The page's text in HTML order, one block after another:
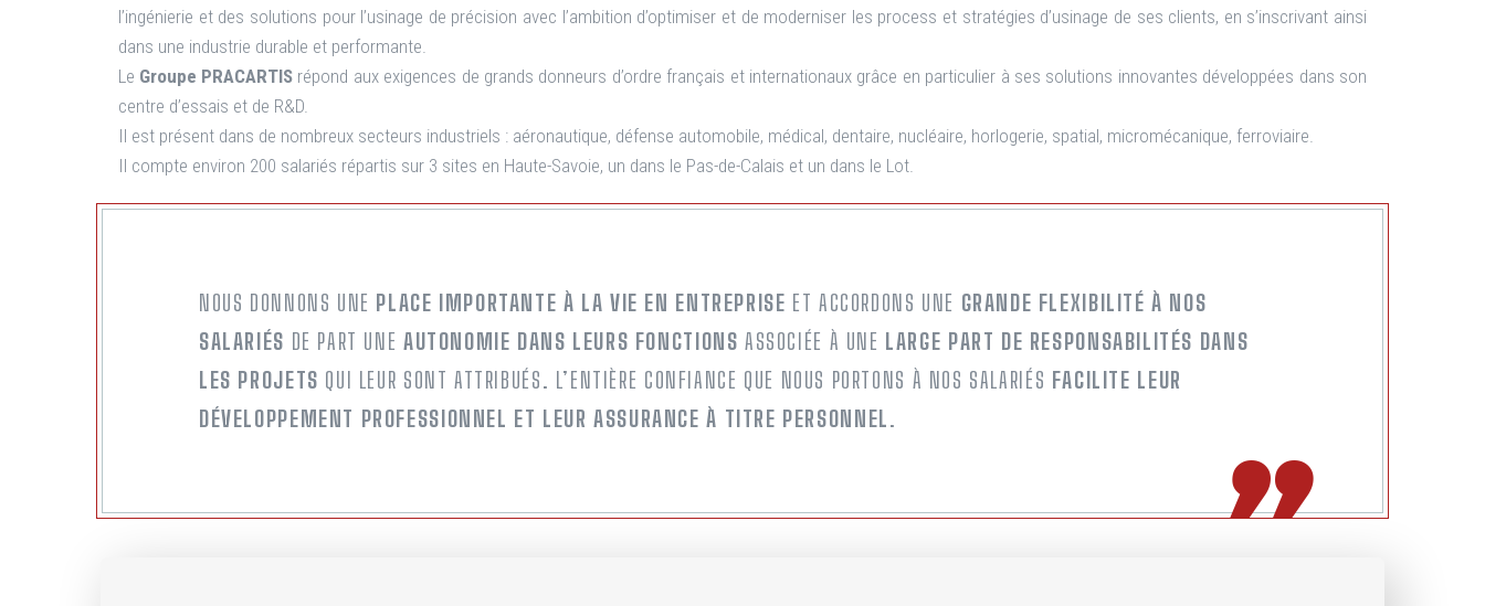
l’ingénierie et des solutions pour l’usinage de précision avec l’ambition d’optimiser et de moderniser les process et stratégies d’usinage de ses clients, en s’inscrivant ainsi
dans une industrie durable et performante.
Le Groupe PRACARTIS répond aux exigences de grands donneurs d’ordre français et internationaux grâce en particulier à ses solutions innovantes développées dans son
centre d’essais et de R&D.
Il est présent dans de nombreux secteurs industriels : aéronautique, défense automobile, médical, dentaire, nucléaire, horlogerie, spatial, micromécanique, ferroviaire.
Il compte environ 200 salariés répartis sur 3 sites en Haute-Savoie, un dans le Pas-de-Calais et un dans le Lot.
NOUS DONNONS UNE PLACE IMPORTANTE À LA VIE EN ENTREPRISE ET ACCORDONS UNE GRANDE FLEXIBILITÉ À NOS
SALARIÉS DE PART UNE AUTONOMIE DANS LEURS FONCTIONS ASSOCIÉE À UNE LARGE PART DE RESPONSABILITÉS DANS
LES PROJETS QUI LEUR SONT ATTRIBUÉS. L’ENTIÈRE CONFIANCE QUE NOUS PORTONS À NOS SALARIÉS FACILITE LEUR
DÉVELOPPEMENT PROFESSIONNEL ET LEUR ASSURANCE À TITRE PERSONNEL.